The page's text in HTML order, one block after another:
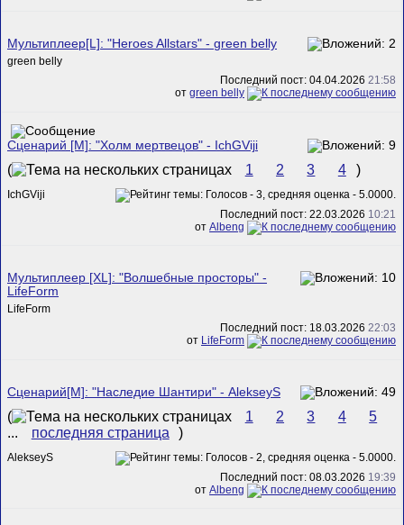
Мультиплеер[L]: "Heroes Allstars" - green belly
green belly
Последний пост: 04.04.2026 21:58
от green belly
Сценарий [M]: "Холм мертвецов" - IchGViji
( 1 2 3 4 )
IchGViji
Последний пост: 22.03.2026 10:21
от Albeng
Мультиплеер [XL]: "Волшебные просторы" -
LifeForm
LifeForm
Последний пост: 18.03.2026 22:03
от LifeForm
Сценарий[M]: "Наследие Шантири" - AlekseyS
( 1 2 3 4
5
...
последняя страница )
AlekseyS
Последний пост: 08.03.2026 19:39
от Albeng